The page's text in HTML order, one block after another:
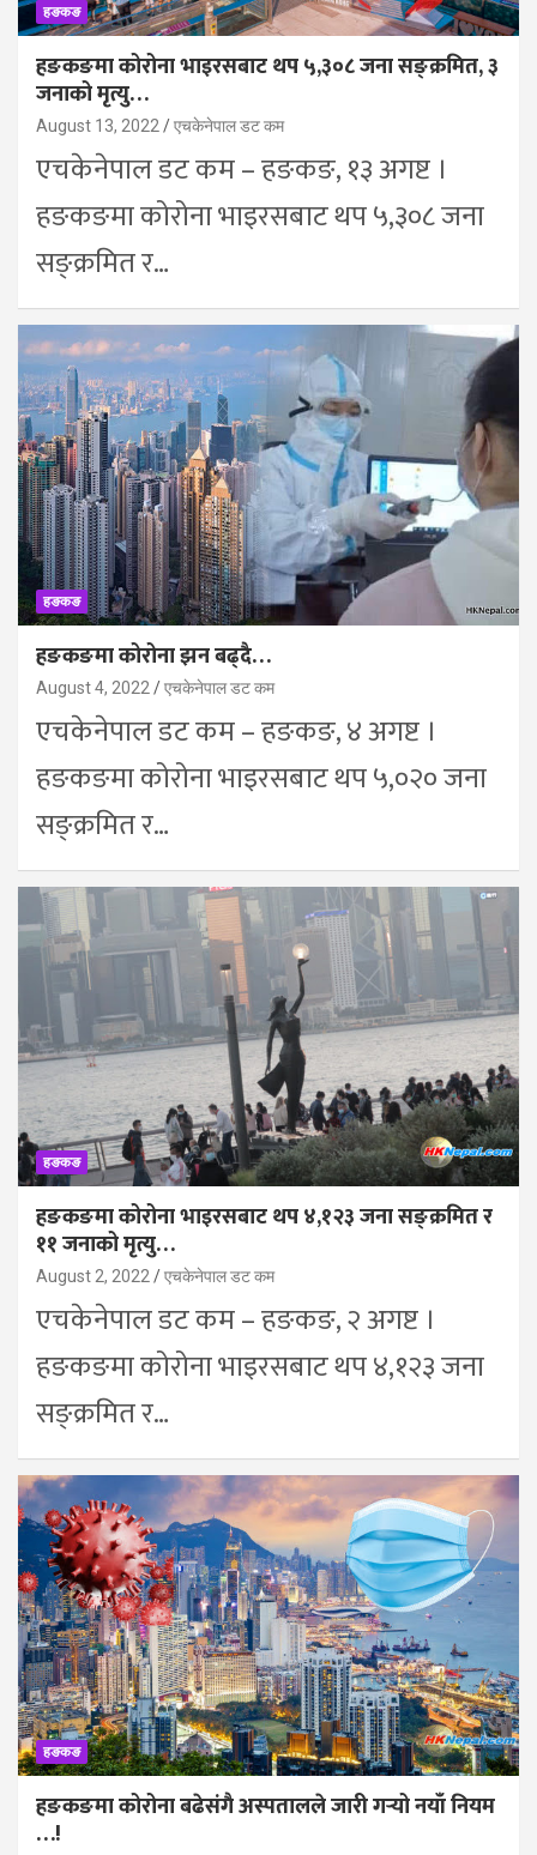
हङकङ
हङकङमा कोरोना भाइरसबाट थप ५,३०८ जना सङ्क्रमित, ३
जनाको मृत्यु…
August 13, 2022 एचकेनेपाल डट कम
एचकेनेपाल डट कम – हङकङ, १३ अगष्ट ।
हङकङमा कोरोना भाइरसबाट थप ५,३०८ जना
सङ्क्रमित र…
हङकङ
हङकङमा कोरोना झन बढ्दै…
August 4, 2022 एचकेनेपाल डट कम
एचकेनेपाल डट कम – हङकङ, ४ अगष्ट ।
हङकङमा कोरोना भाइरसबाट थप ५,०२० जना
सङ्क्रमित र…
हङकङ
हङकङमा कोरोना भाइरसबाट थप ४,१२३ जना सङ्क्रमित र
११ जनाको मृत्यु…
August 2, 2022 एचकेनेपाल डट कम
एचकेनेपाल डट कम – हङकङ, २ अगष्ट ।
हङकङमा कोरोना भाइरसबाट थप ४,१२३ जना
सङ्क्रमित र…
हङकङ
हङकङमा कोरोना बढेसंगै अस्पतालले जारी गऱ्यो नयाँ नियम
…!